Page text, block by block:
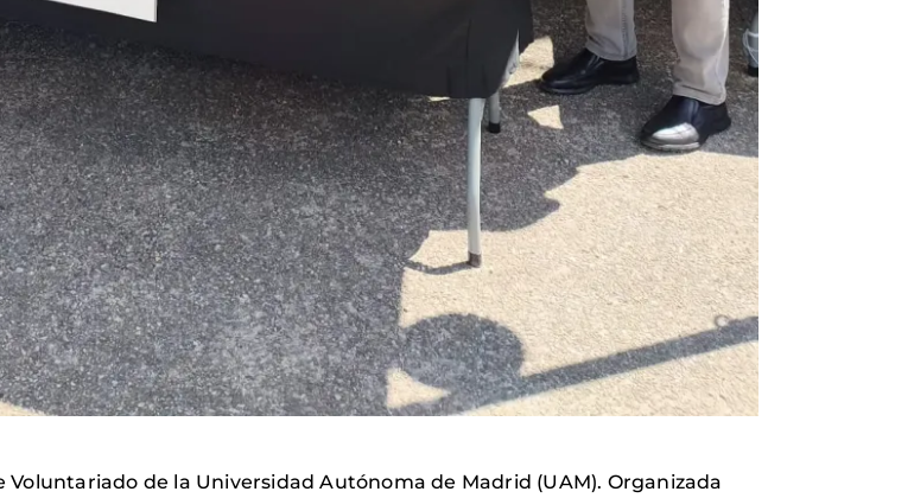
Voluntariado de la Universidad Autónoma de Madrid (UAM). Organizada